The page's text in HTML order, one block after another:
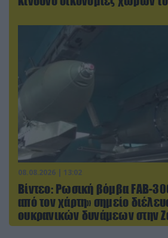
08.08.2026 | 13:02
Βίντεο: Ρωσική βόμβα FAB-
από τον χάρτη» σημείο
ουκρανικών δυνάμεων στην